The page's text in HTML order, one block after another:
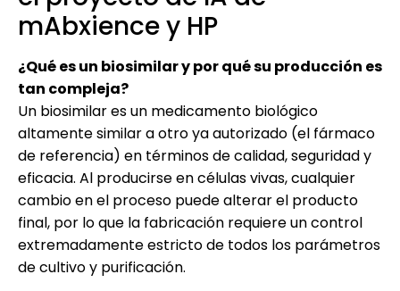
mAbxience y HP
¿Qué es un biosimilar y por qué su producción es
tan compleja?
Un biosimilar es un medicamento biológico
altamente similar a otro ya autorizado (el fármaco
de referencia) en términos de calidad, seguridad y
eficacia. Al producirse en células vivas, cualquier
cambio en el proceso puede alterar el producto
final, por lo que la fabricación requiere un control
extremadamente estricto de todos los parámetros
de cultivo y purificación.